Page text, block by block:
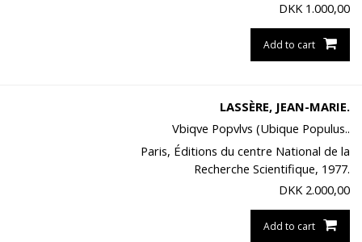
DKK 1.000,00
Add to cart
LASSÈRE, JEAN-MARIE.
Vbiqve Popvlvs (Ubique Populus..
Paris, Éditions du centre National de la
Recherche Scientifique, 1977.
DKK 2.000,00
Add to cart